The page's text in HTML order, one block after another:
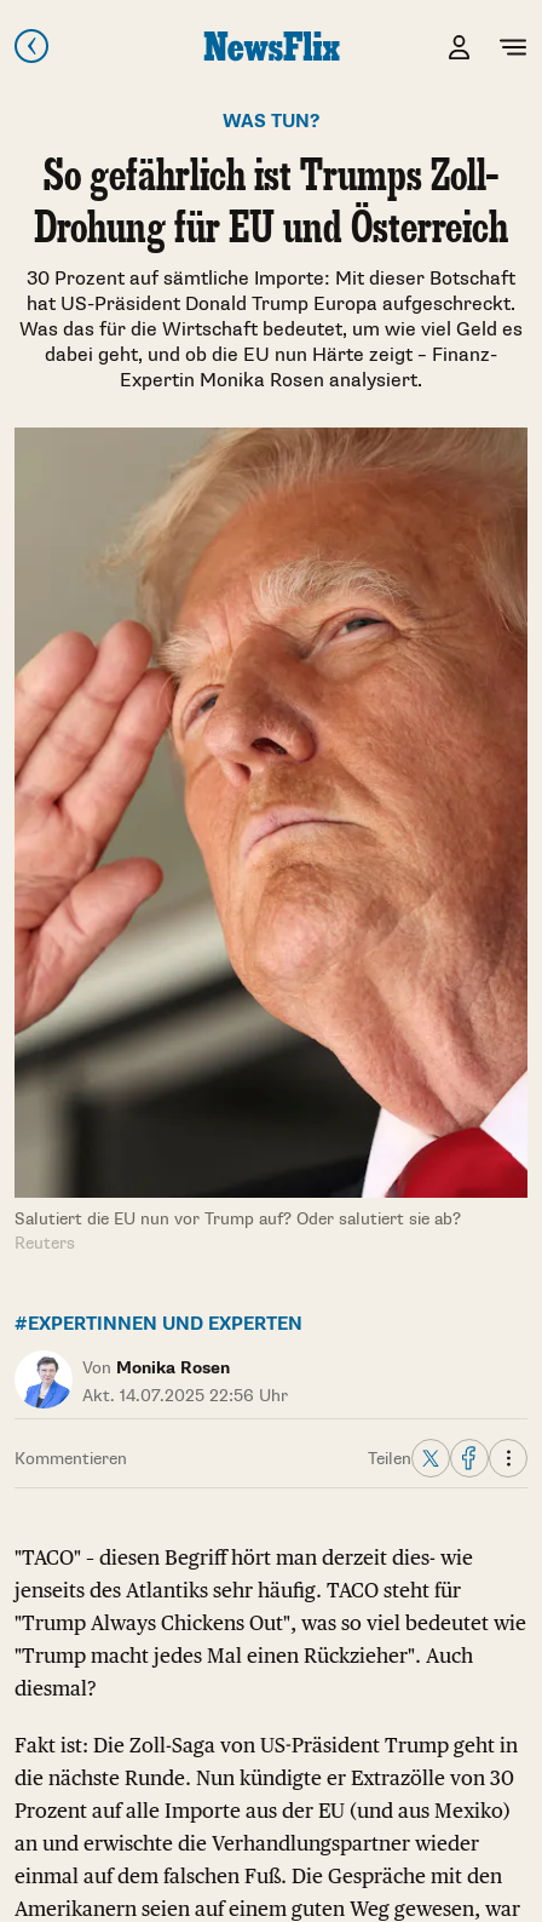
WAS TUN?
So gefährlich ist Trumps Zoll-
Drohung für EU und Österreich
30 Prozent auf sämtliche Importe: Mit dieser Botschaft
hat US-Präsident Donald Trump Europa aufgeschreckt.
Was das für die Wirtschaft bedeutet, um wie viel Geld es
dabei geht, und ob die EU nun Härte zeigt – Finanz-
Expertin Monika Rosen analysiert.
Salutiert die EU nun vor Trump auf? Oder salutiert sie ab?
Reuters
#EXPERTINNEN UND EXPERTEN
Von Monika Rosen
Akt. 14.07.2025 22:56 Uhr
Kommentieren Teilen
"TACO" – diesen Begriff hört man derzeit dies- wie
jenseits des Atlantiks sehr häufig. TACO steht für
"Trump Always Chickens Out", was so viel bedeutet wie
"Trump macht jedes Mal einen Rückzieher". Auch
diesmal?
Fakt ist: Die Zoll-Saga von US-Präsident Trump geht in
die nächste Runde. Nun kündigte er Extrazölle von 30
Prozent auf alle Importe aus der EU (und aus Mexiko)
an und erwischte die Verhandlungspartner wieder
einmal auf dem falschen Fuß. Die Gespräche mit den
Amerikanern seien auf einem guten Weg gewesen, war